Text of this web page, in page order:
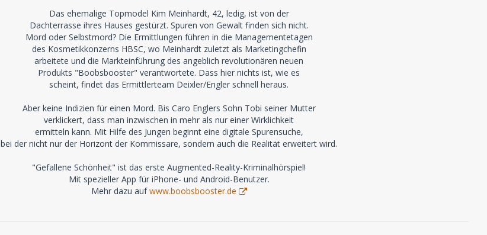
Das ehemalige Topmodel Kim Meinhardt, 42, ledig, ist von der
Dachterrasse ihres Hauses gestürzt. Spuren von Gewalt finden sich nicht.
Mord oder Selbstmord? Die Ermittlungen führen in die Managementetagen
des Kosmetikkonzerns HBSC, wo Meinhardt zuletzt als Marketingchefin
arbeitete und die Markteinführung des angeblich revolutionären neuen
Produkts "Boobsbooster" verantwortete. Dass hier nichts ist, wie es
scheint, findet das Ermittlerteam Deixler/Engler schnell heraus.
Aber keine Indizien für einen Mord. Bis Caro Englers Sohn Tobi seiner Mutter
verklickert, dass man inzwischen in mehr als nur einer Wirklichkeit
ermitteln kann. Mit Hilfe des Jungen beginnt eine digitale Spurensuche,
bei der nicht nur der Horizont der Kommissare, sondern auch die Realität erweitert wird.
"Gefallene Schönheit" ist das erste Augmented-Reality-Kriminalhörspiel!
Mit spezieller App für iPhone- und Android-Benutzer.
Mehr dazu aufwww.boobsbooster.de